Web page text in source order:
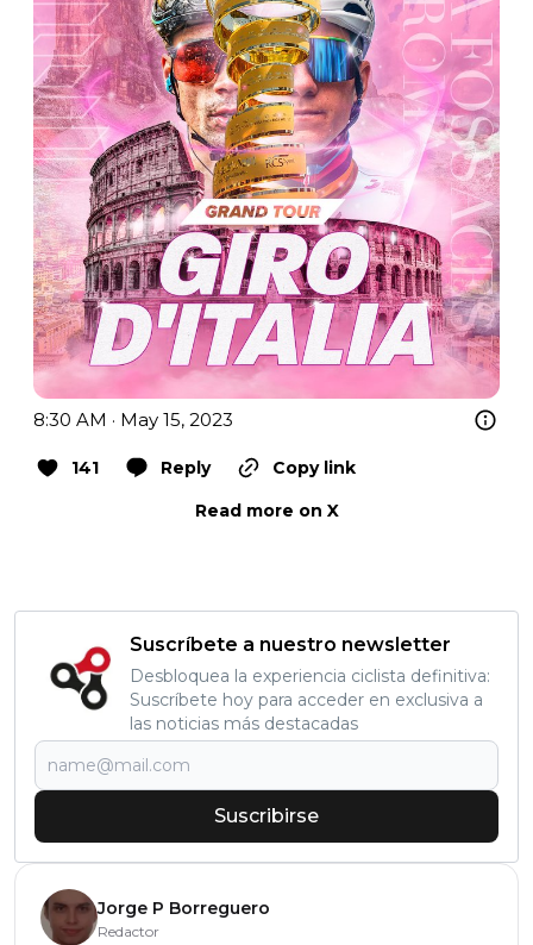
8:30 AM · May 15, 2023
141 Reply
Copy link
Read more on X
Suscríbete a nuestro newsletter
Desbloquea la experiencia ciclista definitiva:
Suscríbete hoy para acceder en exclusiva a
las noticias más destacadas
Suscribirse
Jorge P Borreguero
Redactor